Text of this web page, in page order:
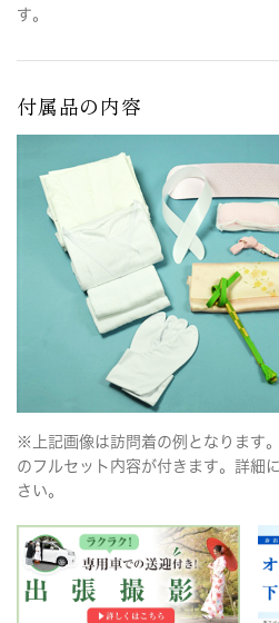
す。
付属品の内容
※上記画像は訪問着の例となります
のフルセット内容が付きます。詳細
さい。